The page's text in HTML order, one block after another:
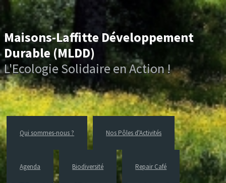
Maisons-Laffitte Développement
Durable (MLDD)
L'Ecologie Solidaire en Action !
Qui sommes-nous ? Nos Pôles d'Activités
Agenda Biodiversité Repair Café